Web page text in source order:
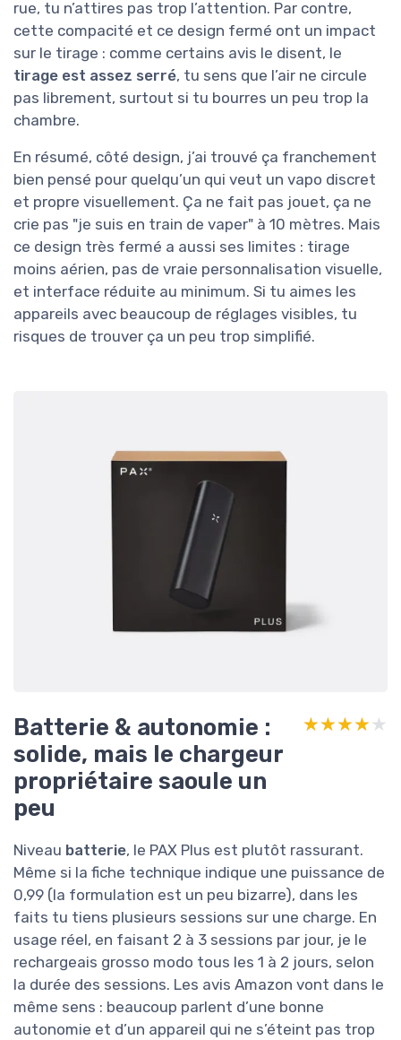
rue, tu n’attires pas trop l’attention. Par contre,
cette compacité et ce design fermé ont un impact
sur le tirage : comme certains avis le disent, le
tirage est assez serré, tu sens que l’air ne circule
pas librement, surtout si tu bourres un peu trop la
chambre.
En résumé, côté design, j’ai trouvé ça franchement
bien pensé pour quelqu’un qui veut un vapo discret
et propre visuellement. Ça ne fait pas jouet, ça ne
crie pas "je suis en train de vaper" à 10 mètres. Mais
ce design très fermé a aussi ses limites : tirage
moins aérien, pas de vraie personnalisation visuelle,
et interface réduite au minimum. Si tu aimes les
appareils avec beaucoup de réglages visibles, tu
risques de trouver ça un peu trop simplifié.
Batterie & autonomie :
solide, mais le chargeur
propriétaire saoule un
peu
★★★★★
★★★★★
Niveau batterie, le PAX Plus est plutôt rassurant.
Même si la fiche technique indique une puissance de
0,99 (la formulation est un peu bizarre), dans les
faits tu tiens plusieurs sessions sur une charge. En
usage réel, en faisant 2 à 3 sessions par jour, je le
rechargeais grosso modo tous les 1 à 2 jours, selon
la durée des sessions. Les avis Amazon vont dans le
même sens : beaucoup parlent d’une bonne
autonomie et d’un appareil qui ne s’éteint pas trop